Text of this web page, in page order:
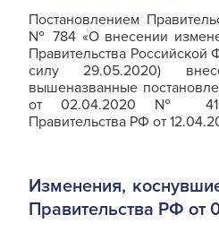
Постановлением
№ 784 «О внесении
Правительства Российской
силу 29.05.2020)
вышеназванные
от 02.04.2020 № 415
Правительства РФ от
Изменения,
Правительства РФ